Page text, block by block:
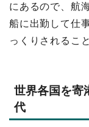
にあるので、航
船に出勤して仕
っくりされるこ
世界各国を寄
代